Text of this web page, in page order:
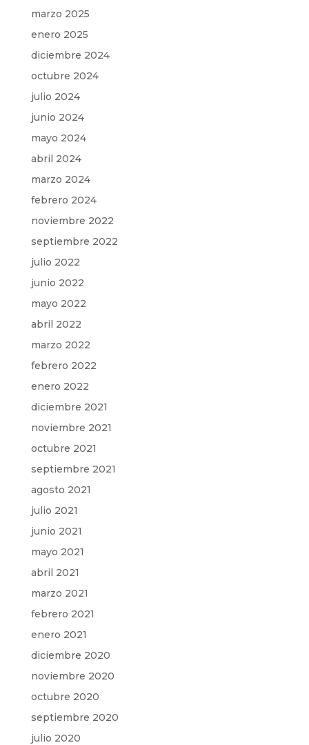
marzo 2025
enero 2025
diciembre 2024
octubre 2024
julio 2024
junio 2024
mayo 2024
abril 2024
marzo 2024
febrero 2024
noviembre 2022
septiembre 2022
julio 2022
junio 2022
mayo 2022
abril 2022
marzo 2022
febrero 2022
enero 2022
diciembre 2021
noviembre 2021
octubre 2021
septiembre 2021
agosto 2021
julio 2021
junio 2021
mayo 2021
abril 2021
marzo 2021
febrero 2021
enero 2021
diciembre 2020
noviembre 2020
octubre 2020
septiembre 2020
julio 2020